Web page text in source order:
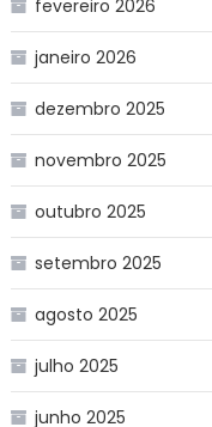
fevereiro 2026
janeiro 2026
dezembro 2025
novembro 2025
outubro 2025
setembro 2025
agosto 2025
julho 2025
junho 2025